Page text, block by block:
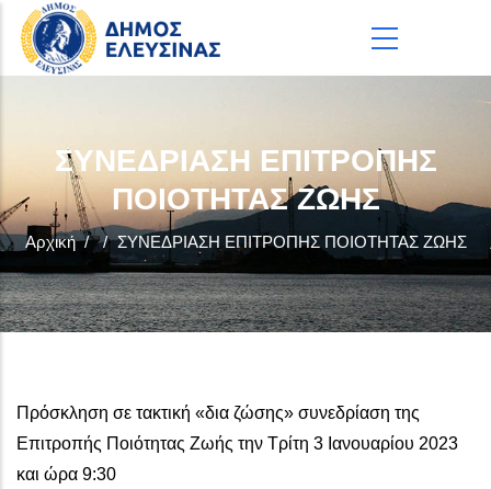
Παράκαμψη προς το κυρίως περιεχόμενο
ΣΥΝΕΔΡΙΑΣΗ ΕΠΙΤΡΟΠΗΣ
ΠΟΙΟΤΗΤΑΣ ΖΩΗΣ
Αρχική / / ΣΥΝΕΔΡΙΑΣΗ ΕΠΙΤΡΟΠΗΣ ΠΟΙΟΤΗΤΑΣ ΖΩΗΣ
Πρόσκληση σε τακτική «δια ζώσης» συνεδρίαση της
Επιτροπής Ποιότητας Ζωής την Τρίτη 3 Ιανουαρίου 2023
και ώρα 9:30